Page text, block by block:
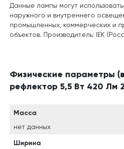
Данные лампы могут
наружного и внутреннего
промышленных, коммерческих и
объектов. Производитель: IEK
Физические параметры
рефлектор 5,5 Вт 420 Лм
Масса
нет данных
Ширина